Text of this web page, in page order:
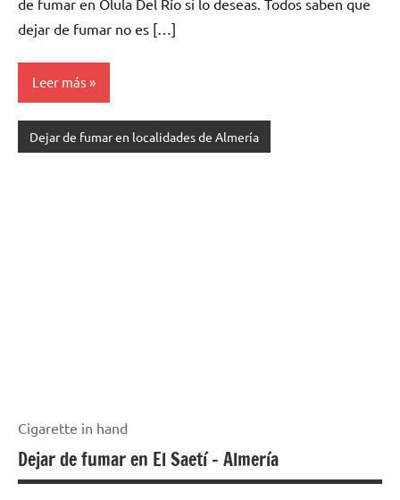
dejar dе fumar no es […]
Leer más
Dejar de fumar en localidades de Almería
Cigarette in hand
Dejar de fumar en El Saetí – Almería